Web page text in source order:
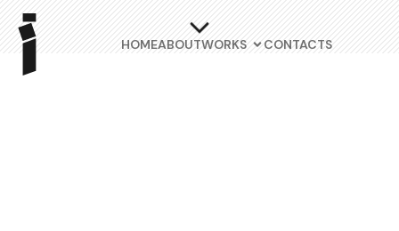
HOMEABOUTWORKS CONTACTS